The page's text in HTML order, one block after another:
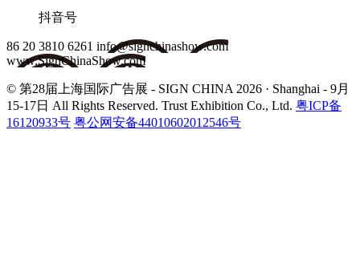
抖音号
86 20 3810 6261 info@signchinashow.com
www.SignChinaShow.com
© 第28届上海国际广告展 - SIGN CHINA 2026 · Shanghai - 9月
15-17日 All Rights Reserved. Trust Exhibition Co., Ltd. 粤ICP备
16120933号 粤公网安备44010602012546号